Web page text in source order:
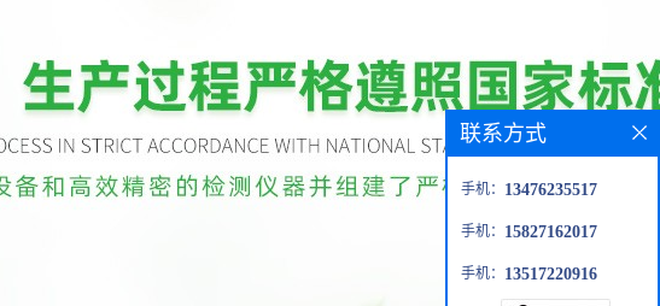
联系方式
手机： 13476235517
手机： 15827162017
手机： 13517220916